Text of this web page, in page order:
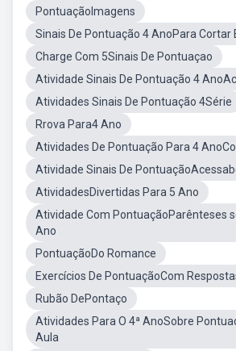
PontuaçãoImagens
Sinais De Pontuação 4 AnoPara Cortar
Charge Com 5Sinais De Pontuaçao
Atividade Sinais De Pontuação 4
Atividades Sinais De Pontuação 4Série
Rrova Para4 Ano
Atividades De Pontuação Para 4
Atividade Sinais De
AtividadesDivertidas Para 5 Ano
Atividade Com PontuaçãoParênteses
Ano
PontuaçãoDo Romance
Exercícios De PontuaçãoCom
Rubão DePontaço
Atividades Para O 4ª AnoSobre
Aula